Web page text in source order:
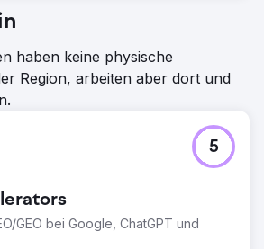
haben keine physische
Region, arbeiten aber dort und
GEO bei Google, ChatGPT und
5